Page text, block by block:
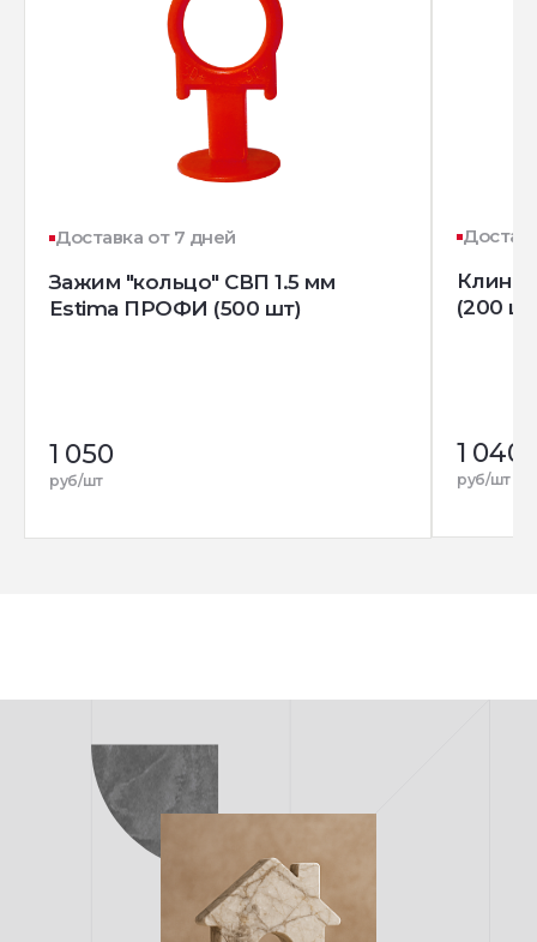
Доставка от 7 дней
Зажим "кольцо" СВП 1.5 мм
Estima ПРОФИ (500 шт)
1 050
руб/шт
Клин
(200
1 040
руб/шт